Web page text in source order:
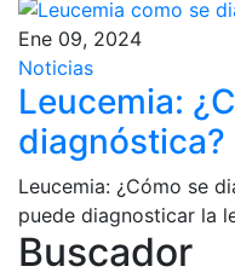
Ene 09, 2024
Noticias
Leucemia:
diagnóstica?
Leucemia: ¿Cómo se
puede diagnosticar la
Buscador